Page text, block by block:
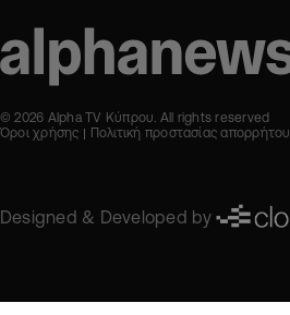
© 2026 Alpha TV Κύπρου. All rights reserved
Όροι χρήσης
Πολιτική προστασίας απορρήτου
Designed & Developed by